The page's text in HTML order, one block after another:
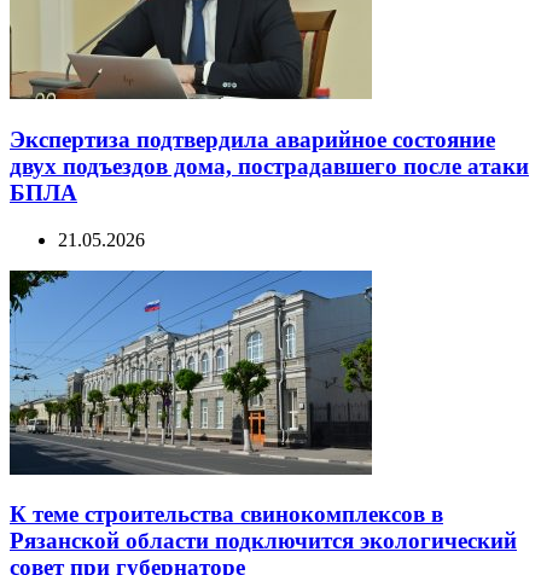
Экспертиза подтвердила аварийное состояние
двух подъездов дома, пострадавшего после атаки
БПЛА
21.05.2026
К теме строительства свинокомплексов в
Рязанской области подключится экологический
совет при губернаторе